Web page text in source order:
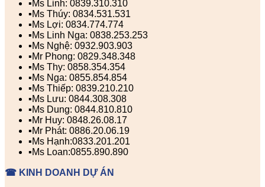
▪️Ms Linh: 0839.310.310
▪️Ms Thúy: 0834.531.531
▪️Ms Lợi: 0834.774.774
▪️Ms Linh Nga: 0838.253.253
▪️Ms Nghệ: 0932.903.903
▪️Mr Phong: 0829.348.348
▪️Ms Thy: 0858.354.354
▪️Ms Nga: 0855.854.854
▪️Ms Thiếp: 0839.210.210
▪️Ms Lưu: 0844.308.308
▪️Ms Dung: 0844.810.810
▪️Mr Huy: 0848.26.08.17
▪️Mr Phát: 0886.20.06.19
▪️Ms Hạnh:0833.201.201
▪️Ms Loan:0855.890.890
☎ KINH DOANH DỰ ÁN